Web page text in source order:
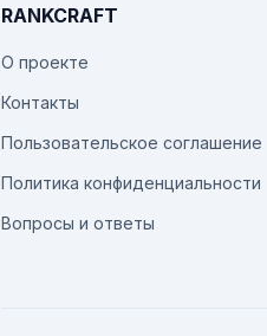
RANKCRAFT
О проекте
Контакты
Пользовательское соглашение
Политика конфиденциальности
Вопросы и ответы